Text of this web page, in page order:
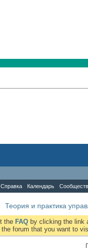
Справка Календарь
Теория и практика
the FAQ by clicking the link
forum that you want to